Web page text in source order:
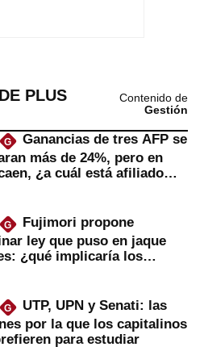
PLUS
Contenido de
Gestión
G
Ganancias de tres AFP se
más de 24%, pero en
¿a cuál está afiliado
G
Fujimori propone
ley que puso en jaque
¿qué implicaría los
G
UTP, UPN y Senati: las
por la que los capitalinos
para estudiar